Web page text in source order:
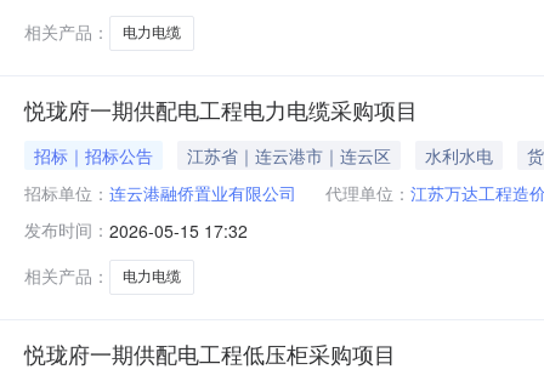
相关产品：
电力电缆
悦珑府一期供配电工程电力电缆采购项目
招标｜招标公告 江苏省｜连云港市｜连云区 水利水电
招标单位： 连云港融侨置业有限公司 代理单位： 江苏万达工程造
发布时间： 2026-05-15 17:32
相关产品：
电力电缆
悦珑府一期供配电工程低压柜采购项目